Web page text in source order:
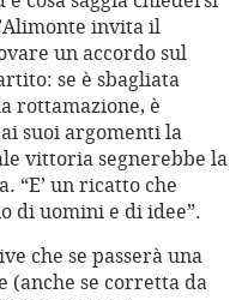
invita il
un accordo sul
se è sbagliata
rottamazione, è
suoi argomenti la
vittoria segnerebbe la
“E’ un ricatto che
di uomini e di idee”.
che se passerà una
(anche se corretta da